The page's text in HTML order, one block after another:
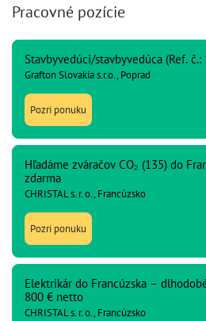
Pracovné pozície
Stavbyvedúci/stavbyvedúca (Ref. č.:
Grafton Slovakia s.r.o., Poprad
Pozri ponuku
Hľadáme zváračov CO₂ (135) do
zdarma
CHRISTAL s. r. o., Francúzsko
Pozri ponuku
Elektrikár do Francúzska –
800 € netto
CHRISTAL s. r. o., Francúzsko